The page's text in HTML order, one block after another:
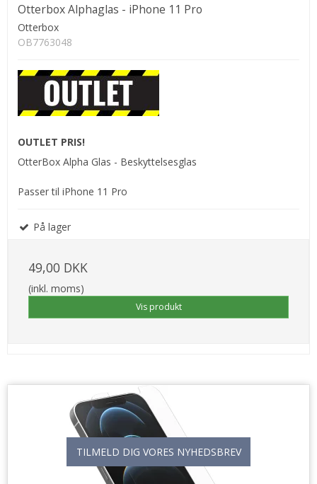
Otterbox Alphaglas - iPhone 11 Pro
Otterbox
OB7763048
OUTLET PRIS!
OtterBox Alpha Glas - Beskyttelsesglas
Passer til iPhone 11 Pro
På lager
49,00 DKK
(inkl. moms)
Vis produkt
TILMELD DIG VORES NYHEDSBREV